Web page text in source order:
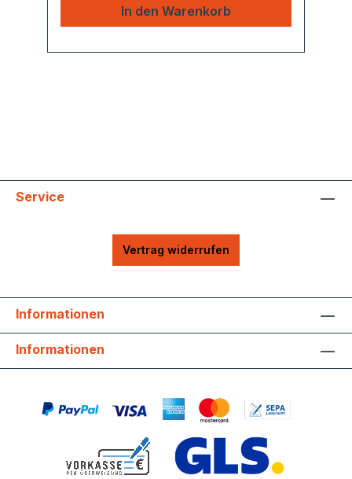
In den Warenkorb
Service
Vertrag widerrufen
Informationen
Informationen